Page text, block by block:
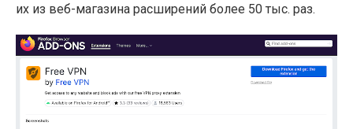
их из веб-магазина расширений более 50 тыс. раз.